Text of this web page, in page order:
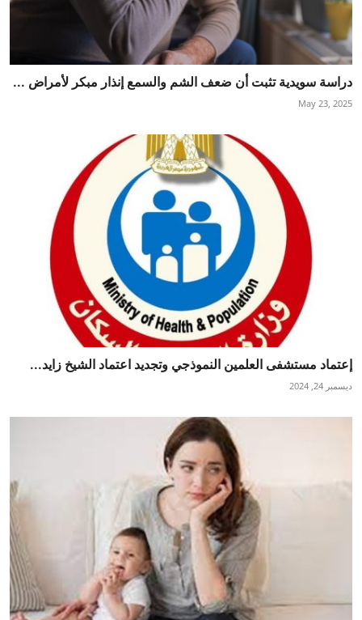
دراسة سويدية تثبت أن ضعف الشم والسمع إنذار مبكر لأمراض ...
May 23, 2025
إعتماد مستشفى العلمين النموذجي وتجديد اعتماد الشيخ زايد...
ديسمبر 24, 2024